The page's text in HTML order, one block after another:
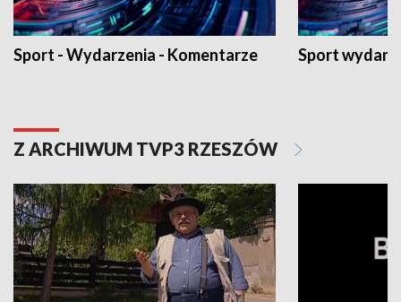
Sport - Wydarzenia - Komentarze Sport
Z ARCHIWUM TVP3 RZESZÓW